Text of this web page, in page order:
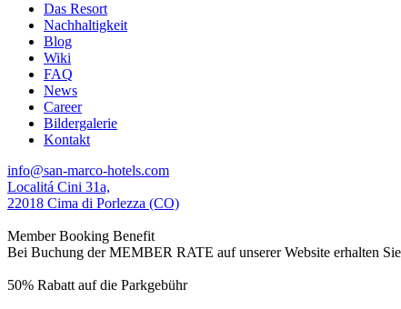
Das Resort
Nachhaltigkeit
Blog
Wiki
FAQ
News
Career
Bildergalerie
Kontakt
info@san-marco-hotels.com
Localitá Cini 31a,
22018 Cima di Porlezza (CO)
Member Booking Benefit
Bei Buchung der MEMBER RATE auf unserer Website erhalten
50% Rabatt auf die Parkgebühr